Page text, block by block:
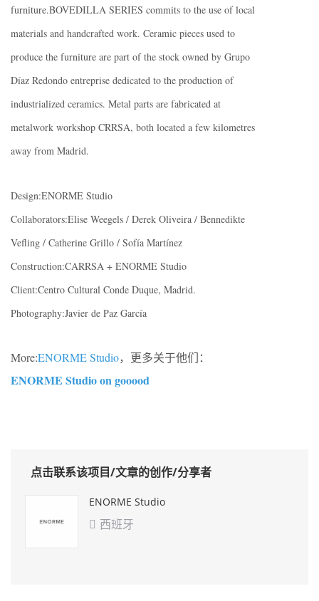
furniture.BOVEDILLA SERIES commits to the use of local
materials and handcrafted work. Ceramic pieces used to
produce the furniture are part of the stock owned by Grupo
Díaz Redondo entreprise dedicated to the production of
industrialized ceramics. Metal parts are fabricated at
metalwork workshop CRRSA, both located a few kilometres
away from Madrid.
Design:ENORME Studio
Collaborators:Elise Weegels / Derek Oliveira / Bennedikte
Vefling / Catherine Grillo / Sofía Martínez
Construction:CARRSA + ENORME Studio
Client:Centro Cultural Conde Duque, Madrid.
Photography:Javier de Paz García
More:ENORME Studio，更多关于他们：
ENORME Studio on gooood
点击联系该项目/文章的创作/分享者
ENORME Studio
 西班牙